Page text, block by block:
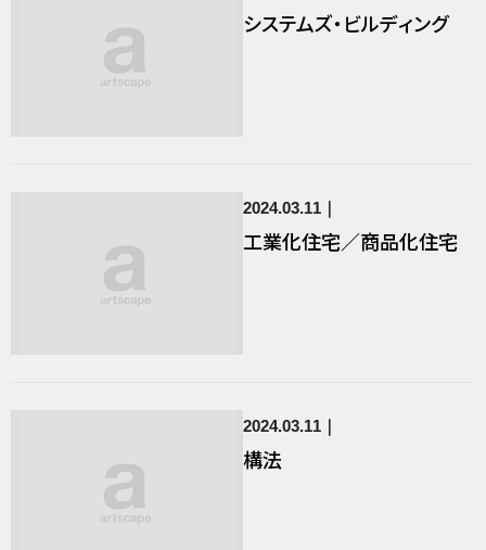
システムズ・ビルディング
2024.03.11
工業化住宅／商品化住宅
2024.03.11
構法